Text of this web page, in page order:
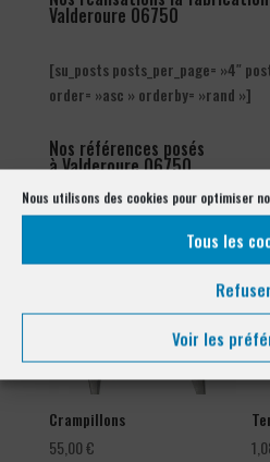
Nous utilisons des cookies pour optimiser
Tous les
Refuser
Voir les
Valderoure 06750
[su_posts posts_per_page= »4″
order= »asc » orderby= »rand »]
Nos références posés
à Valderoure 06750
Crampillons
55,00€